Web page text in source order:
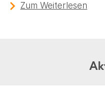
Zum Weiterlesen